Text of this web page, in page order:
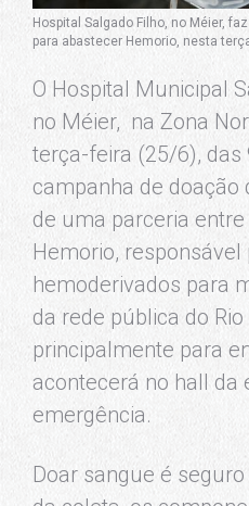
Hospital Salgado Filho, no Méier,
para abastecer Hemorio, nesta
O Hospital Municipal
no Méier, na Zona
terça-feira (25/6), das
campanha de doação
de uma parceria
Hemorio,
hemoderivados para
da rede pública do
principalmente para
acontecerá no hall da
emergência.
Doar sangue é